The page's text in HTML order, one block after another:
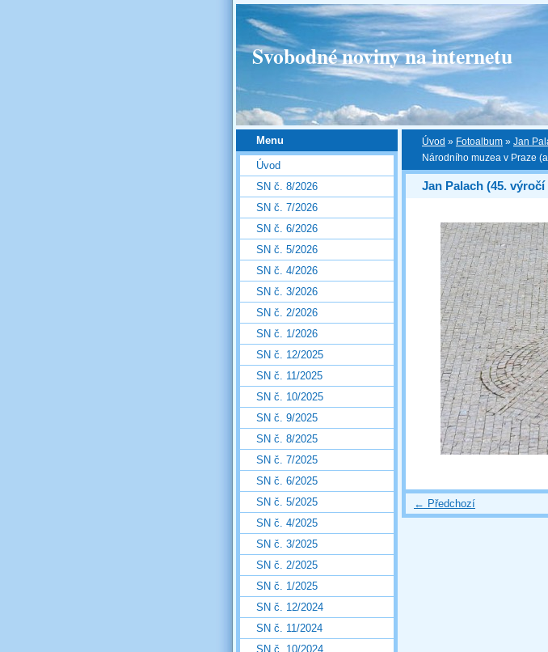
Svobodné noviny na internetu
Úvod » Fotoalbum » Jan
Národního muzea v Praze
Jan Palach (45.
← Předchozí
Menu
Úvod
SN č. 8/2026
SN č. 7/2026
SN č. 6/2026
SN č. 5/2026
SN č. 4/2026
SN č. 3/2026
SN č. 2/2026
SN č. 1/2026
SN č. 12/2025
SN č. 11/2025
SN č. 10/2025
SN č. 9/2025
SN č. 8/2025
SN č. 7/2025
SN č. 6/2025
SN č. 5/2025
SN č. 4/2025
SN č. 3/2025
SN č. 2/2025
SN č. 1/2025
SN č. 12/2024
SN č. 11/2024
SN č. 10/2024